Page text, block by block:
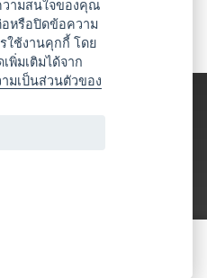
วามสนใจของคุณ
หรือปิดข้อความ
ใช้งานคุกกี้ โดย
พิ่มเติมได้จาก
มเป็นส่วนตัวของ